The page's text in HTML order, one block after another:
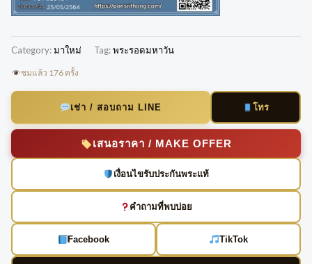
Category:มาใหม่ Tag:พระรอดมหาวัน
ชมแล้ว 176 ครั้ง
เช่า / สอบถาม LINE โทร
เสนอราคา / MAKE OFFER
เงื่อนไขรับประกันพระแท้
คำถามที่พบบ่อย
Facebook TikTok